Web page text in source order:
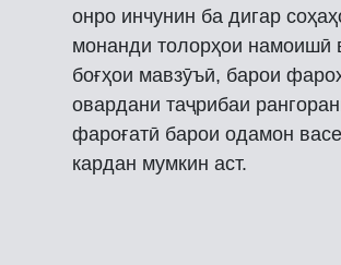
онро инчунин ба дигар
монанди толорҳои намоишӣ
боғҳои мавзӯъӣ, барои
овардани таҷрибаи
фароғатӣ барои одамон
кардан мумкин аст.